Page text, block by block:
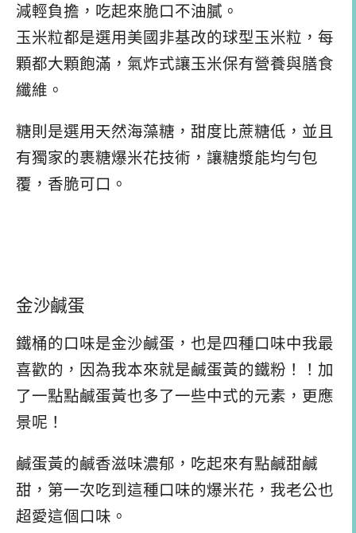
減輕負擔，吃起來脆口不油膩。
玉米粒都是選用美國非基改的球型玉米粒，每
顆都大顆飽滿，氣炸式讓玉米保有營養與膳食
纖維。
糖則是選用天然海藻糖，甜度比蔗糖低，並且
有獨家的裹糖爆米花技術，讓糖漿能均勻包
覆，香脆可口。
金沙鹹蛋
鐵桶的口味是金沙鹹蛋，也是四種口味中我最
喜歡的，因為我本來就是鹹蛋黃的鐵粉！！加
了一點點鹹蛋黃也多了一些中式的元素，更應
景呢！
鹹蛋黃的鹹香滋味濃郁，吃起來有點鹹甜鹹
甜，第一次吃到這種口味的爆米花，我老公也
超愛這個口味。